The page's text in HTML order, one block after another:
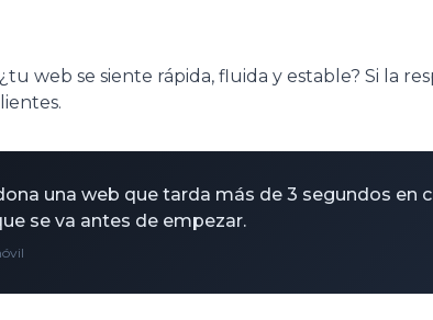
web se siente rápida, fluida y estable? Si la
una web que tarda más de 3 segundos en
se va antes de empezar.